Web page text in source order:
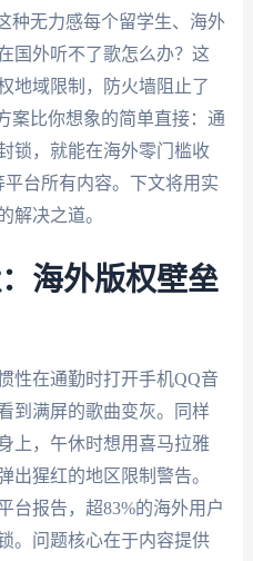
种无力感每个留学生、海外
国外听不了歌怎么办？这
地域限制，防火墙阻止了
案比你想象的简单直接：通
锁，就能在海外零门槛收
台所有内容。下文将用实
解决之道。
海外版权壁垒
性在通勤时打开手机QQ音
到满屏的歌曲变灰。同样
上，午休时想用喜马拉雅
出猩红的地区限制警告。
台报告，超83%的海外用户
。问题核心在于内容提供